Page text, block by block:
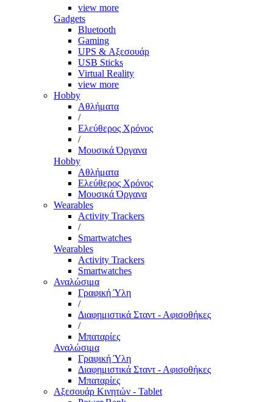
view more
Gadgets
Bluetooth
Gaming
UPS & Αξεσουάρ
USB Sticks
Virtual Reality
view more
Hobby
Αθλήματα
/
Ελεύθερος Χρόνος
/
Μουσικά Όργανα
Hobby
Αθλήματα
Ελεύθερος Χρόνος
Μουσικά Όργανα
Wearables
Activity Trackers
/
Smartwatches
Wearables
Activity Trackers
Smartwatches
Αναλώσιμα
Γραφική Ύλη
/
Διαφημιστικά Σταντ - Αφισοθήκες
/
Μπαταρίες
Αναλώσιμα
Γραφική Ύλη
Διαφημιστικά Σταντ - Αφισοθήκες
Μπαταρίες
Αξεσουάρ Κινητών - Tablet